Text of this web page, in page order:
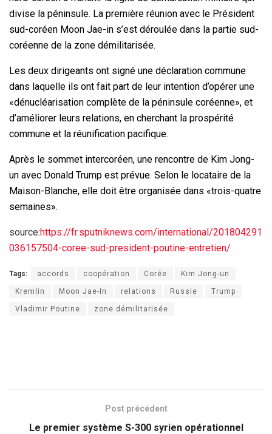
divise la péninsule. La première réunion avec le Président
sud-coréen Moon Jae-in s’est déroulée dans la partie sud-
coréenne de la zone démilitarisée.
Les deux dirigeants ont signé une déclaration commune
dans laquelle ils ont fait part de leur intention d’opérer une
«dénucléarisation complète de la péninsule coréenne», et
d’améliorer leurs relations, en cherchant la prospérité
commune et la réunification pacifique.
Après le sommet intercoréen, une rencontre de Kim Jong-
un avec Donald Trump est prévue. Selon le locataire de la
Maison-Blanche, elle doit être organisée dans «trois-quatre
semaines».
source:https://fr.sputniknews.com/international/201804291
036157504-coree-sud-president-poutine-entretien/
Tags: accords coopération Corée Kim Jong-un
Kremlin Moon Jae-In relations Russie Trump
Vladimir Poutine zone démilitarisée
Post précédent
Le premier système S-300 syrien opérationnel